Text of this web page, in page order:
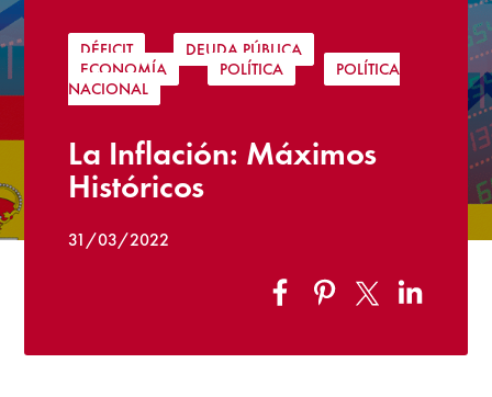
DÉFICIT | DEUDA PÚBLICA
|
ECONOMÍA
| POLÍTICA |
POLÍTICA
NACIONAL
La Inflación: Máximos
Históricos
31/03/2022